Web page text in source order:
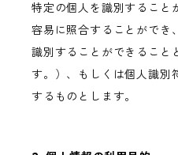
特定の個人を識別すること
容易に照合することができ
識別することができること
す。）、もしくは個人識別
するものとします。